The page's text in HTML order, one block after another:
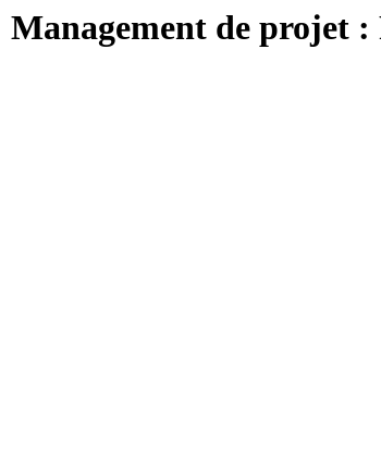
Management de projet